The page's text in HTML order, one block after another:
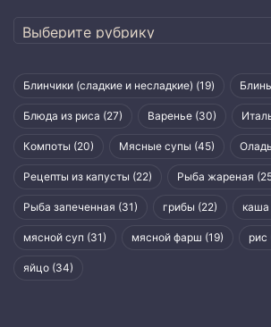
Рубрики
Блинчики (сладкие и несладкие) (19)
Блюда из риса (27) Варенье (30)
Компоты (20) Мясные супы (45)
Рецепты из капусты (22) Рыба жареная
Рыба запеченная (31) грибы (22) каша
мясной суп (31) мясной фарш (19) рис
яйцо (34)